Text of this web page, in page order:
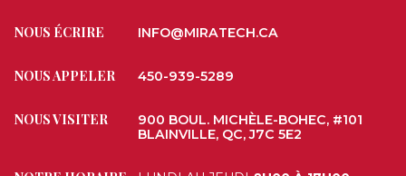
NOUS ÉCRIRE INFO@MIRATECH.CA
NOUS APPELER 450-939-5289
NOUS VISITER
900 BOUL. MICHÈLE-BOHEC, #101
BLAINVILLE, QC, J7C 5E2